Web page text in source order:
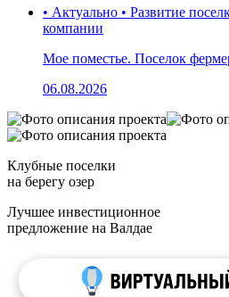
• Актуально • Развитие
компании
Мое поместье. Поселок
06.08.2026
Клубные поселки
на берегу озер
Лучшее инвестиционное
предложение на Валдае